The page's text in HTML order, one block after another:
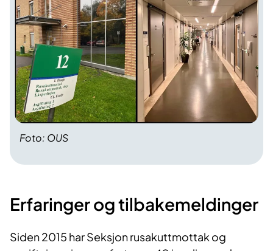
Foto: OUS
Erfaringer og tilbakemeldinger
Siden 2015 har Seksjon rusakuttmottak og